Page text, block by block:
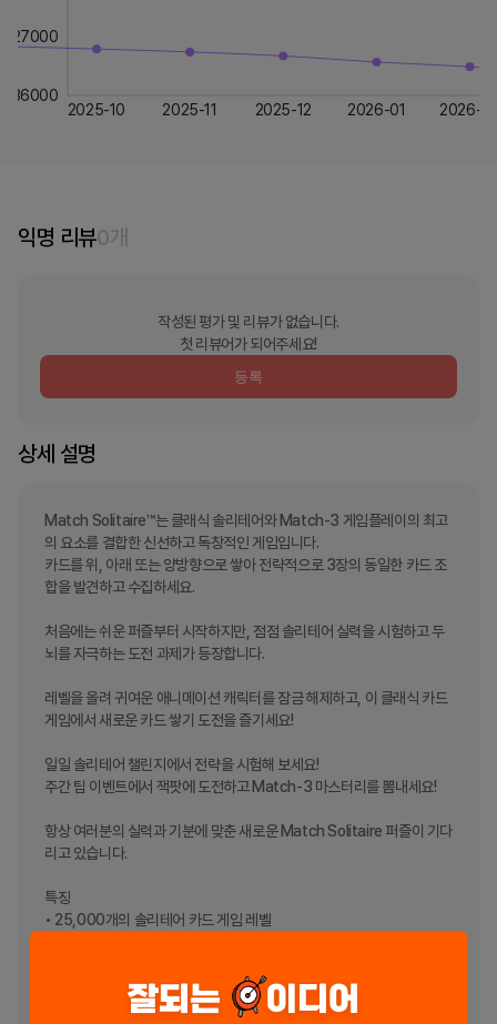
2025-10 2025-11 2025-12 2026-01 2026-
27000
36000
익명 리뷰0개
작성된 평가 및 리뷰가 없습니다.
첫 리뷰어가 되어주세요!
등록
상세 설명
Match Solitaire™는 클래식 솔리테어와 Match-3 게임플레이의 최고
의 요소를 결합한 신선하고 독창적인 게임입니다.
카드를 위, 아래 또는 양방향으로 쌓아 전략적으로 3장의 동일한 카드 조
합을 발견하고 수집하세요.
처음에는 쉬운 퍼즐부터 시작하지만, 점점 솔리테어 실력을 시험하고 두
뇌를 자극하는 도전 과제가 등장합니다.
레벨을 올려 귀여운 애니메이션 캐릭터를 잠금 해제하고, 이 클래식 카드
게임에서 새로운 카드 쌓기 도전을 즐기세요!
일일 솔리테어 챌린지에서 전략을 시험해 보세요!
주간 팀 이벤트에서 잭팟에 도전하고 Match-3 마스터리를 뽐내세요!
항상 여러분의 실력과 기분에 맞춘 새로운 Match Solitaire 퍼즐이 기다
리고 있습니다.
특징
• 25,000개의 솔리테어 카드 게임 레벨
• 7가지 난이도
• 스마트 힌트 시스템